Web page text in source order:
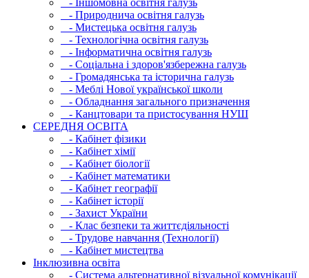
- Iншомовна освітня галузь
- Природнича освітня галузь
- Мистецька освітня галузь
- Технологічна освітня галузь
- Інфopматична освітня галузь
- Соціальна і здоров'язбережна галузь
- Громадянська та історична галузь
- Меблі Нової української школи
- Обладнання загального призначення
- Канцтовари та пристосування НУШ
СЕРЕДНЯ ОСВIТА
- Кабінет фізики
- Кабінет хімії
- Кабінет біології
- Кабінет математики
- Кабінет географії
- Кабінет історії
- Захист України
- Клас безпеки та життєдіяльності
- Трудове навчання (Технології)
- Кабінет мистецтва
Інклюзивна освіта
- Система альтернативної візуальної комунікації